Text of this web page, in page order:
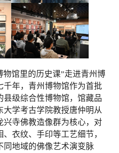
物馆里的历史课”走进青州博
千年，青州博物馆作为首批
县级综合性博物馆，馆藏品
大学考古学院教授唐仲明从
兴寺佛教造像群为核心，对
、衣纹、手印等工艺细节，
同地域的佛像艺术演变脉